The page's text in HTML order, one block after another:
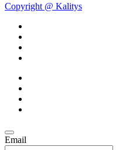
Copyright @ Kalitys
Email